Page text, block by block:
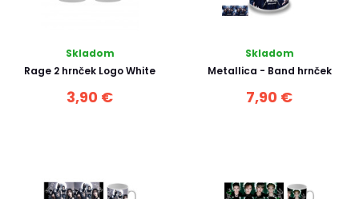
Skladom
Rage 2 hrnček Logo White
3,90 €
Skladom
Metallica - Band hrnček
7,90 €